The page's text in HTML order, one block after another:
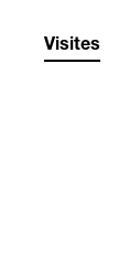
Visites